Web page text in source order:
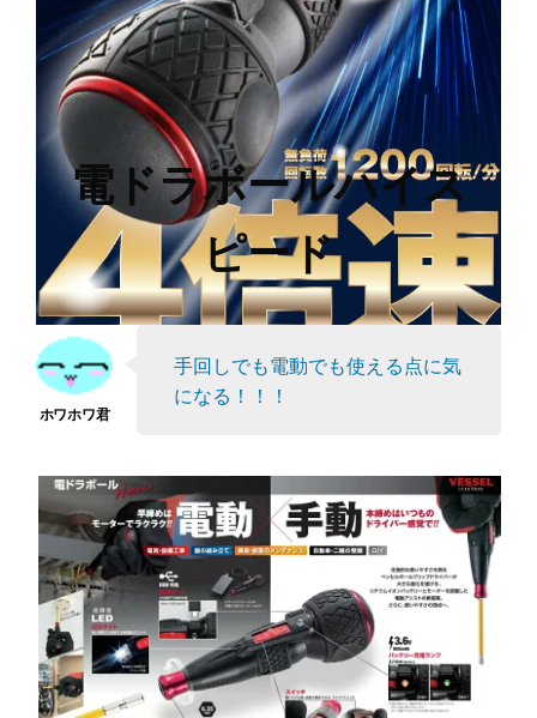
電ドラボールハイス
ピード
手回しでも電動でも使える点に気
になる！！！